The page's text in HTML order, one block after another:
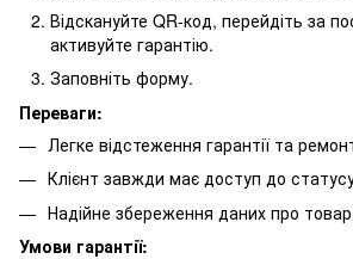
Відскануйте QR-код, перейдіть за
активуйте гарантію.
Заповніть форму.
Переваги:
Легке відстеження гарантії та
Клієнт завжди має доступ до статусу
Надійне збереження даних про
Умови гарантії: